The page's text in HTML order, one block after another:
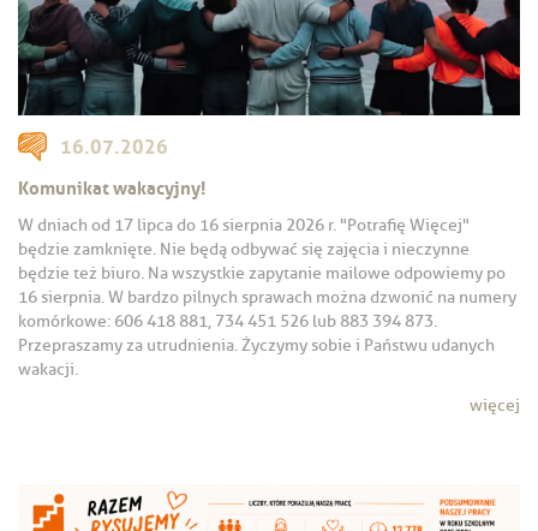
16.07.2026
Komunikat wakacyjny!
W dniach od 17 lipca do 16 sierpnia 2026 r. "Potrafię Więcej"
będzie zamknięte. Nie będą odbywać się zajęcia i nieczynne
będzie też biuro. Na wszystkie zapytanie mailowe odpowiemy po
16 sierpnia. W bardzo pilnych sprawach można dzwonić na numery
komórkowe: 606 418 881, 734 451 526 lub 883 394 873.
Przepraszamy za utrudnienia. Życzymy sobie i Państwu udanych
wakacji.
więcej